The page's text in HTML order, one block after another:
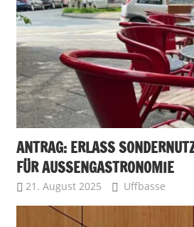
ANTRAG: ERLASS
FÜR AUSSENGASTRONOMIE
21. August 2025 Uffbasse